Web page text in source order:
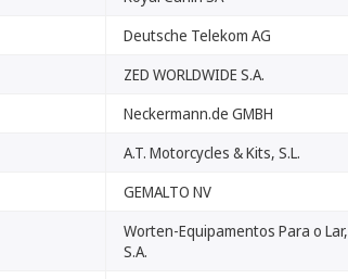
Deutsche Telekom AG
ZED WORLDWIDE S.A.
Neckermann.de GMBH
A.T. Motorcycles & Kits, S.L.
GEMALTO NV
Worten-Equipamentos Para o Lar,
S.A.